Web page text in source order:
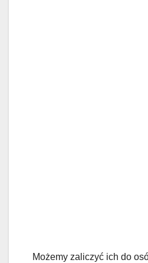
Możemy zaliczyć ich do